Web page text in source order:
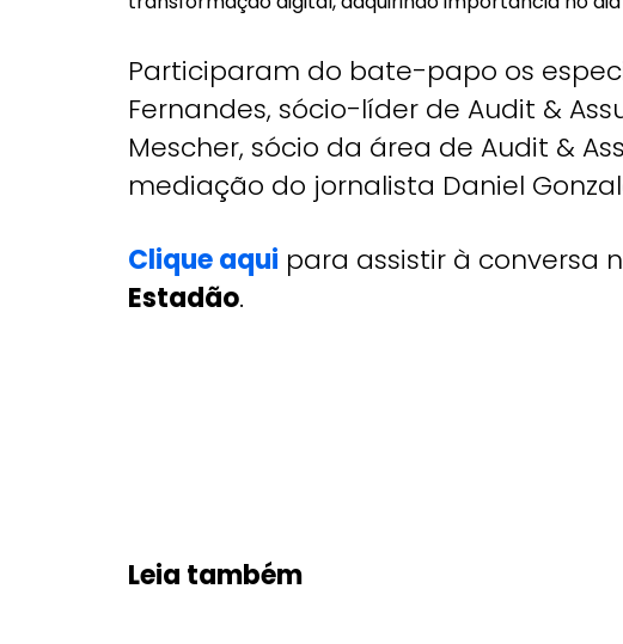
Participaram do bate-papo os
Fernandes, sócio-líder de Audit &
Mescher, sócio da área de Audit &
mediação do jornalista Daniel
Clique aqui para assistir à conversa
Estadão.
Leia também